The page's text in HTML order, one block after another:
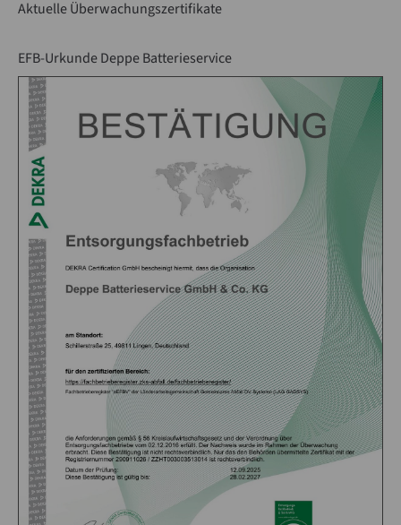
Lorem ipsum dolor sit amet:
24h
We offer support for our customers
Mon - Fri 8:00am - 5:00pm (GMT +1)
Get in touch
Cybersteel Inc.
376-293 City Road, Suite 600
San Francisco, CA 94102
Have any questions?
+44 1234 567 890
Drop us a line
info@yourdomain.com
About us
Aktuelle Überwachungszertifikate
EFB-Urkunde Deppe Batterieservice